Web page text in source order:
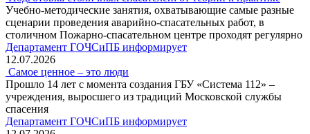
Учебно-методические занятия, охватывающие самые разные
сценарии проведения аварийно-спасательных работ, в
столичном Пожарно-спасательном центре проходят регулярно
Департамент ГОЧСиПБ информирует
12.07.2026
Самое ценное – это люди
Прошло 14 лет с момента создания ГБУ «Система 112» –
учреждения, выросшего из традиций Московской службы
спасения
Департамент ГОЧСиПБ информирует